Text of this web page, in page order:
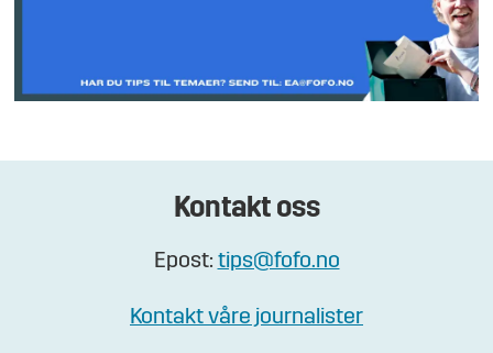
Kontakt oss
Epost: tips@fofo.no
Kontakt våre journalister